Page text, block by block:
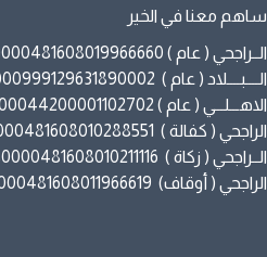
ساهم معنا في الخير
الــراجحي ( عام ) SA7380000481608019966660
الــــبــــلاد ( عام ) SA2715000999129631890002
الاهـــلـــي ( عام ) SA5310000044200001102702
الراجحي ( كفالة ) SA3780000481608010288551
الــراجحي ( زكاة ) SA4480000481608010211116
الراجحي ( أوقاف) SA2880000481608011966619